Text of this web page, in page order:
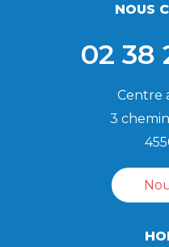
NOUS
02 38
Centre
3